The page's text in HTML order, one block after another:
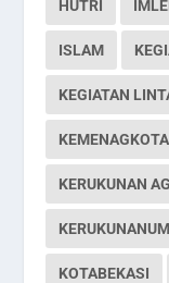
HUTRI
ISLAM
KEGIATAN
KERUKUNAN
KOTABEKASI